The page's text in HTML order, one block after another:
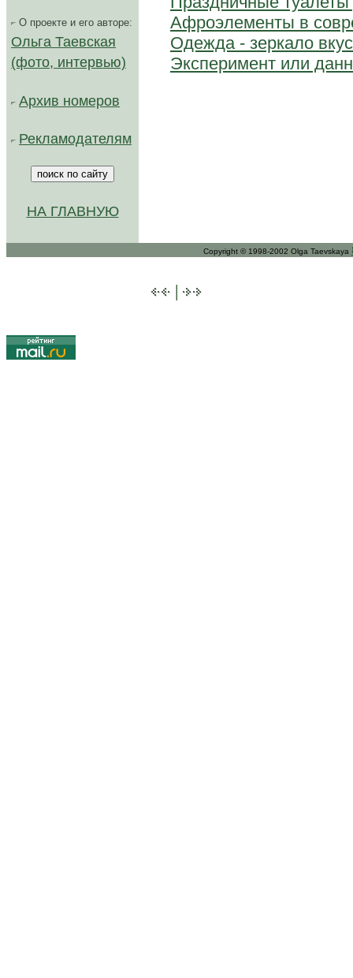
О проекте и его авторе:
Ольга Таевская
(фото, интервью)
Архив номеров
Рекламодателям
НА ГЛАВНУЮ
Афроэлементы в
Одежда - зеркало
Эксперимент или
Copyright © 1998-2002 Olga Taevskaya
|